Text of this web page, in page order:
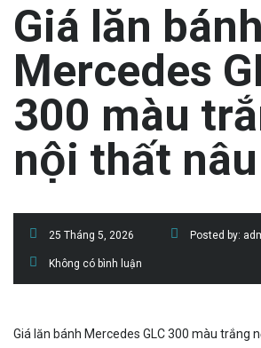
Giá lăn bánh
Mercedes
300 màu
nội thất nâu
25 Tháng 5, 2026 Posted by:
Không có bình luận
Giá lăn bánh Mercedes GLC 300 màu trắng